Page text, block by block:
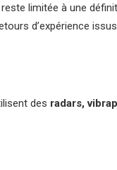
limitée à une
d’expérience
des radars,